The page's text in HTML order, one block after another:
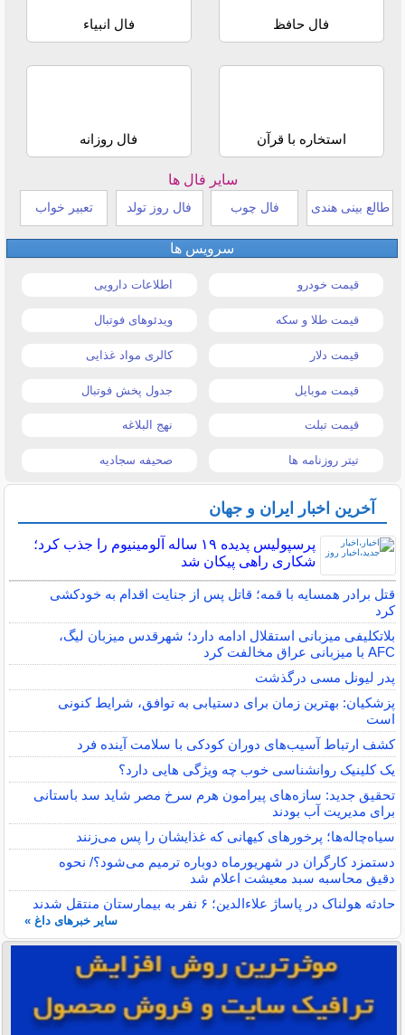
فال حافظ فال انبیاء
استخاره با قرآن فال روزانه
سایر فال ها
طالع بینی هندی فال چوب فال روز تولد تعبیر خواب
سرویس ها
قیمت خودرو اطلاعات دارویی
قیمت طلا و سکه ویدئوهای فوتبال
قیمت دلار کالری مواد غذایی
قیمت موبایل جدول پخش فوتبال
قیمت تبلت نهج البلاغه
تیتر روزنامه ها صحیفه سجادیه
آخرین اخبار ایران و جهان
پرسپولیس پدیده ۱۹ ساله آلومینیوم را جذب کرد؛
شکاری راهی پیکان شد
قتل برادر همسایه با قمه؛ قاتل پس از جنایت اقدام به خودکشی
کرد
بلاتکلیفی میزبانی استقلال ادامه دارد؛ شهرقدس میزبان لیگ،
AFC با میزبانی عراق مخالفت کرد
پدر لیونل مسی درگذشت
پزشکیان: بهترین زمان برای دستیابی به توافق، شرایط کنونی
است
کشف ارتباط آسیب‌های دوران کودکی با سلامت آینده فرد
یک کلینیک روانشناسی خوب چه ویژگی هایی دارد؟
تحقیق جدید: سازه‌های پیرامون هرم سرخ مصر شاید سد باستانی
برای مدیریت آب بودند
سیاه‌چاله‌ها؛ پرخورهای کیهانی که غذایشان را پس می‌زنند
دستمزد کارگران در شهریورماه دوباره ترمیم می‌شود؟/ نحوه
دقیق محاسبه سبد معیشت اعلام شد
حادثه هولناک در پاساژ علاءالدین؛ ۶ نفر به بیمارستان منتقل شدند
سایر خبرهای داغ »